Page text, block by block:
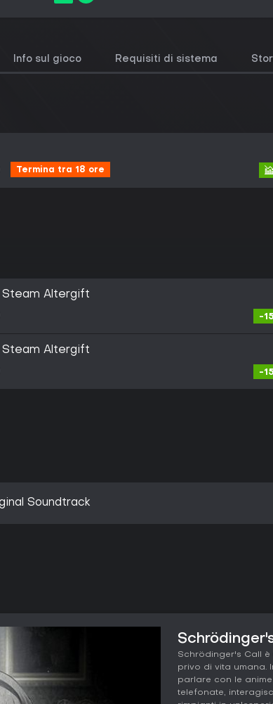
Info sul gioco Requisiti di sistema
Termina tra 18 ore
Steam Altergift
-
Steam Altergift
-
Soundtrack
Schrödinger's Call è
privo di vita umana.
parlare con le
telefonate,